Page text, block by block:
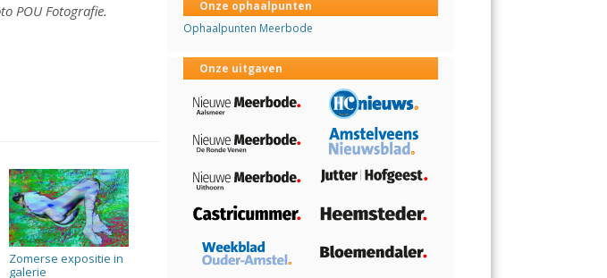
POU Fotografie.
Zomerse expositie in
galerie
Onze ophaalpunten
Ophaalpunten Meerbode
Onze uitgaven